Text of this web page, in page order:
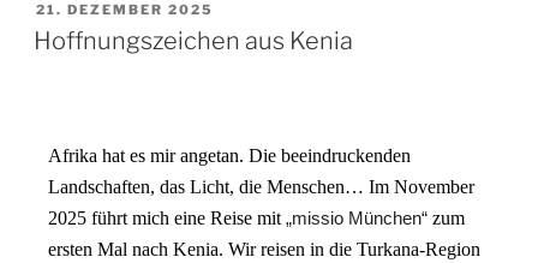
21. DEZEMBER 2025
Hoffnungszeichen aus Kenia
Afrika hat es mir angetan. Die beeindruckenden
Landschaften, das Licht, die Menschen… Im November
2025 führt mich eine Reise mit „missio München“ zum
ersten Mal nach Kenia. Wir reisen in die Turkana-Region